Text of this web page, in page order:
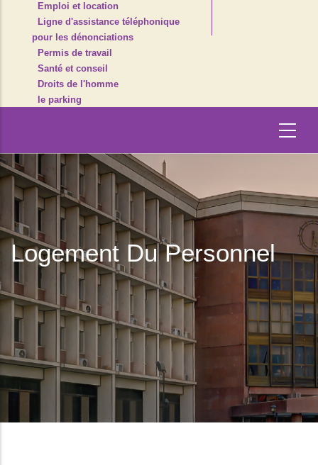
Emploi et location
Ligne d'assistance téléphonique
pour les dénonciations
Permis de travail
Santé et conseil
Droits de l'homme
le parking
Logement Du Personnel